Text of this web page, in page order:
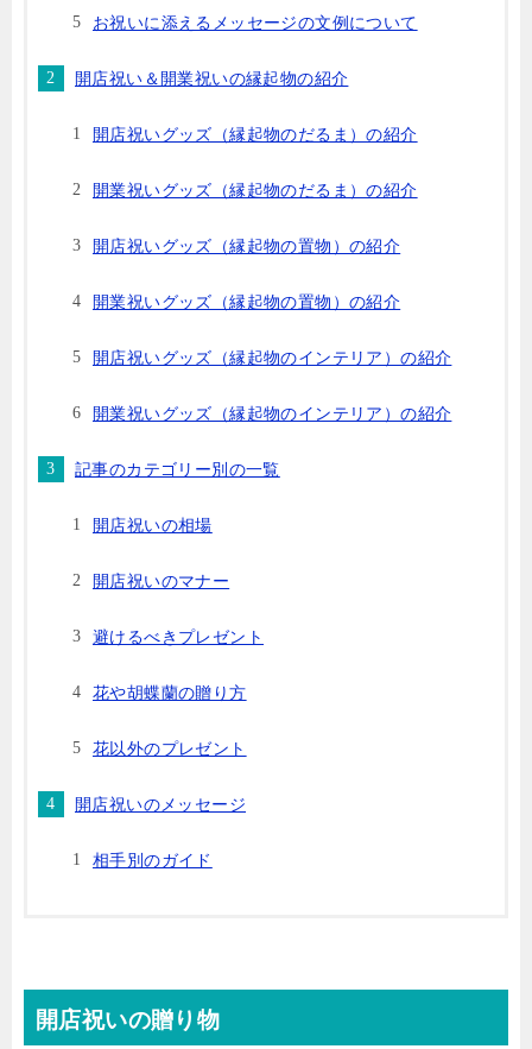
お祝いに添えるメッセージの文例について
開店祝い＆開業祝いの縁起物の紹介
開店祝いグッズ（縁起物のだるま）の紹介
開業祝いグッズ（縁起物のだるま）の紹介
開店祝いグッズ（縁起物の置物）の紹介
開業祝いグッズ（縁起物の置物）の紹介
開店祝いグッズ（縁起物のインテリア）の紹介
開業祝いグッズ（縁起物のインテリア）の紹介
記事のカテゴリー別の一覧
開店祝いの相場
開店祝いのマナー
避けるべきプレゼント
花や胡蝶蘭の贈り方
花以外のプレゼント
開店祝いのメッセージ
相手別のガイド
開店祝いの贈り物